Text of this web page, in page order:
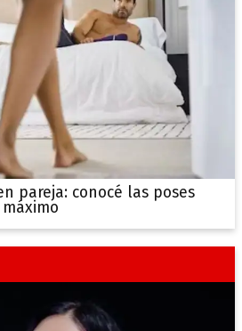
pareja: conocé las poses